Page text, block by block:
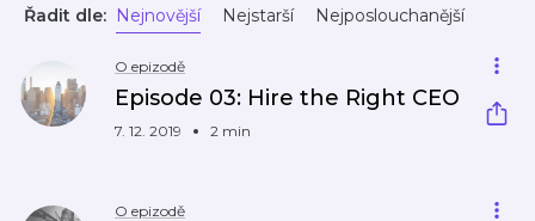
Řadit dle: Nejnovější Nejstarší Nejposlouchanější
O epizodě
Episode 03: Hire the Right CEO
7. 12. 2019 2 min
O epizodě